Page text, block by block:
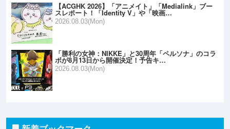
【ACGHK 2026】「アニメイト」「Medialink」ブー
スレポート！「Identity V」や「映画…
2026.08.03(Mon)
「勝利の女神：NIKKE」と30周年「ペルソナ」のコラ
ボが8月13日から開催決定！予告キ…
2026.08.03(Mon)